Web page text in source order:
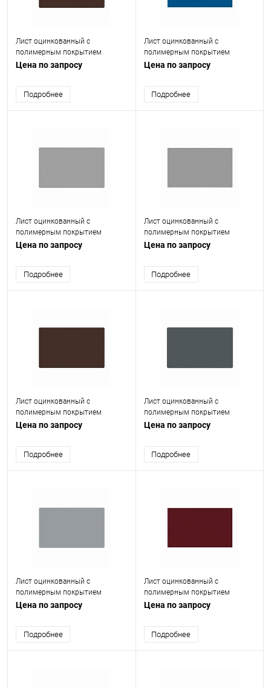
Лист оцинкованный с
полимерным покрытием
(окрашенный) 0.45 мм RAL 8017
Цена по запросу
Подробнее
Лист оцинкованный с
полимерным покрытием
(окрашенный) 1.5 мм RAL 5005
Цена по запросу
Подробнее
Лист оцинкованный с
полимерным покрытием
(окрашенный) 1.2 мм RAL 9006
Цена по запросу
Подробнее
Лист оцинкованный с
полимерным покрытием
(окрашенный) 0.75 мм RAL 7004
Цена по запросу
Подробнее
Лист оцинкованный с
полимерным покрытием
(окрашенный) 0.65 мм RAL 8017
Цена по запросу
Подробнее
Лист оцинкованный с
полимерным покрытием
(окрашенный) 0.6 мм RAL 7011
Цена по запросу
Подробнее
Лист оцинкованный с
полимерным покрытием
(окрашенный) 0.55 мм RAL 7040
Цена по запросу
Подробнее
Лист оцинкованный с
полимерным покрытием
(окрашенный) 0.55 мм RAL 3005
Цена по запросу
Подробнее